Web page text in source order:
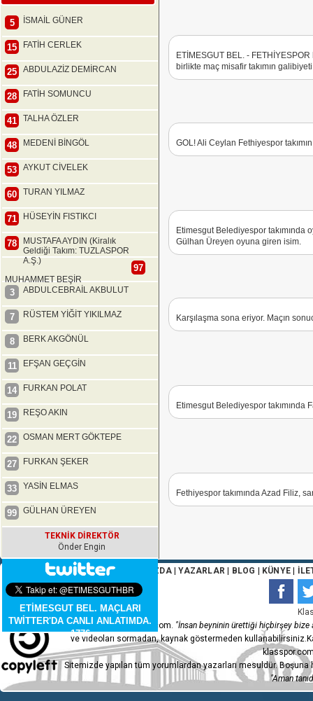
5 İSMAİL GÜNER
15 FATİH CERLEK
25 ABDULAZİZ DEMİRCAN
28 FATİH SOMUNCU
41 TALHA ÖZLER
48 MEDENİ BİNGÖL
53 AYKUT CİVELEK
60 TURAN YILMAZ
71 HÜSEYİN FISTIKCI
78
MUSTAFA AYDIN (Kiralık
Geldiği Takım: TUZLASPOR
A.Ş.)
97
MUHAMMET BEŞİR
3 ABDULCEBRAİL AKBULUT
7 RÜSTEM YİĞİT YIKILMAZ
8 BERK AKGÖNÜL
11 EFŞAN GEÇGİN
14 FURKAN POLAT
19 REŞO AKIN
22 OSMAN MERT GÖKTEPE
27 FURKAN ŞEKER
33 YASİN ELMAS
99 GÜLHAN ÜREYEN
TEKNİK DİREKTÖR
Önder Engin
ETİMESGUT BEL. MAÇLARI
TWİTTER'DA CANLI ANLATIMDA.
1776
ETİMESGUT BEL. -
birlikte maç misafir takımın
GOL! Ali Ceylan Fethiyespor
Etimesgut Belediyespor takımında
Gülhan Üreyen oyuna giren isim.
Karşılaşma sona eriyor. Maçın
Etimesgut Belediyespor takımında
Fethiyespor takımında Azad Filiz,
GOL! Skora 2 - 2 eşitlik geldi.
Fethiyespor takımında oyuncu
oyuna giren isim.
ANA SAYFA| HAKKIMIZDA|YAZARLAR | BLOG | KÜNYE|
Copyleft 2015 - klasspor.com. "İnsan beyninin ürettiği hiçbirşey bize
ve videoları sormadan, kaynak göstermeden
Sitemizde yapılan tüm yorumlardan yazarları mesuldür.
"Aman